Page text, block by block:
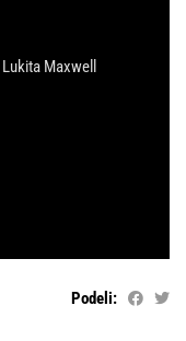
Lukita Maxwell
Podeli: